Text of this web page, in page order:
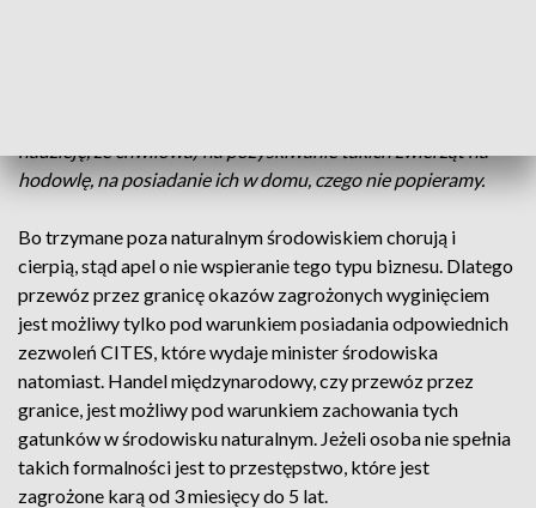
nadzieję, że chwilowa) na pozyskiwanie takich zwierząt na
hodowlę, na posiadanie ich w domu, czego nie popieramy.
Bo trzymane poza naturalnym środowiskiem chorują i
cierpią, stąd apel o nie wspieranie tego typu biznesu. Dlatego
przewóz przez granicę okazów zagrożonych wyginięciem
jest możliwy tylko pod warunkiem posiadania odpowiednich
zezwoleń CITES, które wydaje minister środowiska
natomiast. Handel międzynarodowy, czy przewóz przez
granice, jest możliwy pod warunkiem zachowania tych
gatunków w środowisku naturalnym. Jeżeli osoba nie spełnia
takich formalności jest to przestępstwo, które jest
zagrożone karą od 3 miesięcy do 5 lat.